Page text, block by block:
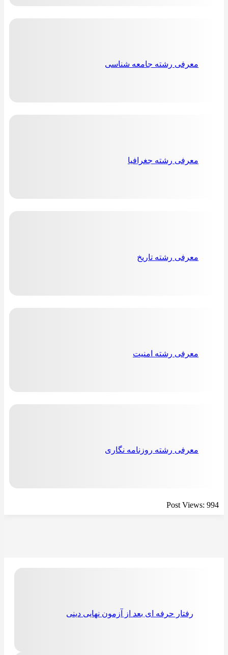
معرفی رشته جامعه شناسی
معرفی رشته جغرافیا
معرفی رشته تاریخ
معرفی رشته امنیت
معرفی رشته روزنامه نگاری
Post Views: 994
رفتار حرفه ای بعد از آزمون نهایی دینی